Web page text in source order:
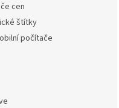
cen
štítky
počítače